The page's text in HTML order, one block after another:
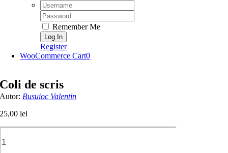
Username:
Password:
Remember Me
Register
WooCommerce Cart0
Coli de scris
Autor: Busuioc Valentin
25,00lei